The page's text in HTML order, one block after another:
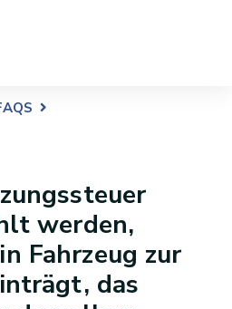
werden,
Fahrzeug zur
das